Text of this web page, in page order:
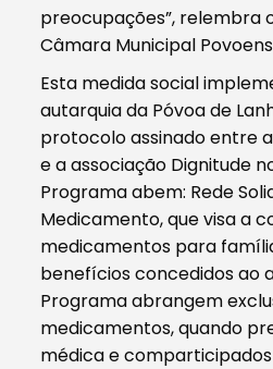
preocupações”, relembra
Câmara Municipal
Esta medida social
autarquia da Póvoa de
protocolo assinado entre
e a associação Dignitude
Programa abem: Rede
Medicamento, que visa a
medicamentos para
benefícios concedidos ao
Programa abrangem
medicamentos, quando
médica e comparticipados